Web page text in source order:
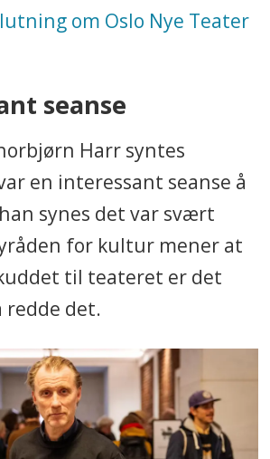
om Oslo Nye Teater
seanse
Harr syntes
en interessant seanse å
synes det var svært
for kultur mener at
til teateret er det
redde det.